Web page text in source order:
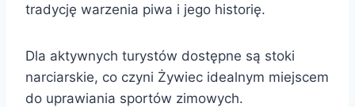
tradycję warzenia piwa i jego historię.
Dla aktywnych turystów dostępne są stoki
narciarskie, co czyni Żywiec idealnym miejscem
do uprawiania sportów zimowych.